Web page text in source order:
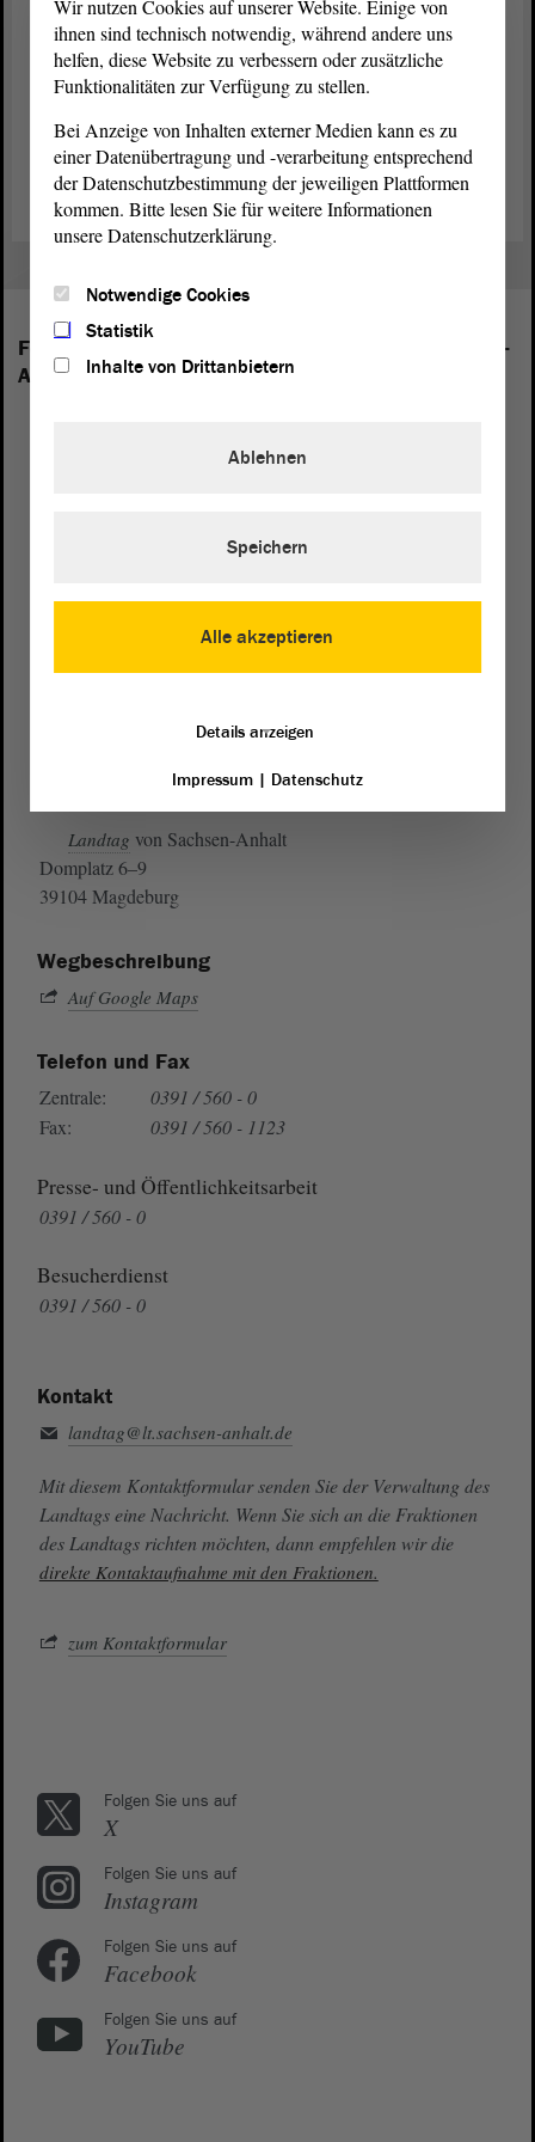
Mehr zum Thema Windenergie und den Ausbauzielen der
Landesregierung
So können Sie eine Petition einreichen
Folgende Fraktionen sind im Landtag von Sachsen-
Anhalt vertreten:
Landtag von Sachsen-Anhalt
Domplatz 6–9
39104 Magdeburg
Wegbeschreibung
Auf Google Maps
Telefon und Fax
Zentrale:
0391 / 560 - 0
Fax:
0391 / 560 - 1123
Presse- und Öffentlichkeitsarbeit
0391 / 560 - 0
Besucherdienst
0391 / 560 - 0
Kontakt
landtag@lt.sachsen-anhalt.de
Mit diesem Kontaktformular senden Sie der Verwaltung des
Landtags eine Nachricht. Wenn Sie sich an die Fraktionen
des Landtags richten möchten, dann empfehlen wir die
direkte Kontaktaufnahme mit den Fraktionen.
zum Kontaktformular
Folgen Sie uns auf
X
Folgen Sie uns auf
Instagram
Folgen Sie uns auf
Facebook
Folgen Sie uns auf
YouTube
Wir nutzen Cookies auf unserer Website. Einige von
ihnen sind technisch notwendig, während andere uns
helfen, diese Website zu verbessern oder zusätzliche
Funktionalitäten zur Verfügung zu stellen.
Bei Anzeige von Inhalten externer Medien kann es zu
einer Datenübertragung und -verarbeitung entsprechend
der Datenschutzbestimmung der jeweiligen Plattformen
kommen. Bitte lesen Sie für weitere Informationen
unsere Datenschutzerklärung.
Notwendige Cookies
Statistik
Inhalte von Drittanbietern
Alle akzeptieren
Ablehnen
Speichern
Details anzeigen
Impressum| Datenschutz